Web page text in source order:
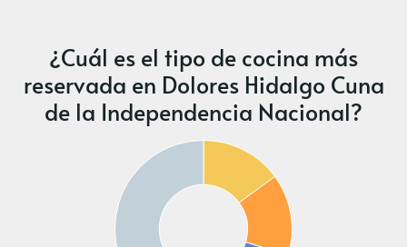
¿Cuál es el tipo de cocina más
reservada en Dolores Hidalgo Cuna
de la Independencia Nacional?